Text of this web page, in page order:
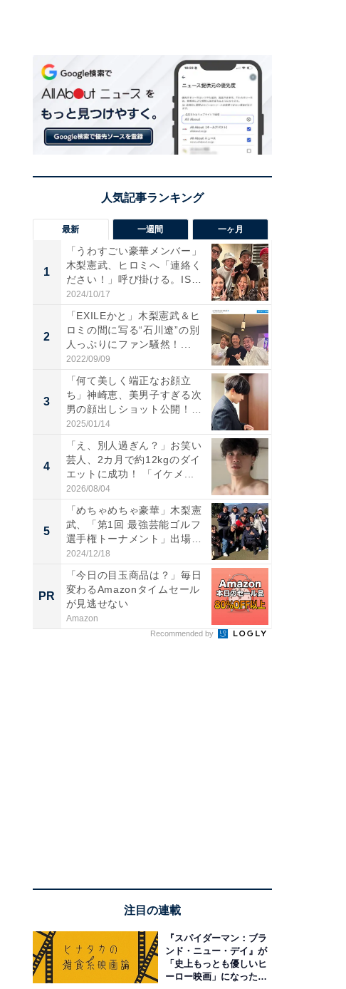
最新 一週間 一ヶ月
1
「うわすごい豪華メンバー」
木梨憲武、ヒロミへ「連絡く
ださい！」呼び掛ける。IS
S...
2024/10/17
2
「EXILEかと」木梨憲武＆ヒ
ロミの間に写る“石川遼”の別
人っぷりにファン騒然！...
2022/09/09
3
「何て美しく端正なお顔立
ち」神崎恵、美男子すぎる次
男の顔出しショット公開！
「め...
2025/01/14
4
「え、別人過ぎん？」お笑い
芸人、2カ月で約12kgのダイ
エットに成功！ 「イケメ...
2026/08/04
5
「めちゃめちゃ豪華」木梨憲
武、「第1回 最強芸能ゴルフ
選手権トーナメント」出場
メ...
2024/12/18
PR
「今日の目玉商品は？」毎日
変わるAmazonタイムセール
が見逃せない
Amazon
Recommended by
注目の連載
『スパイダーマン：ブラ
ンド・ニュー・デイ』が
「史上もっとも優しいヒ
ーロー映画」になった理